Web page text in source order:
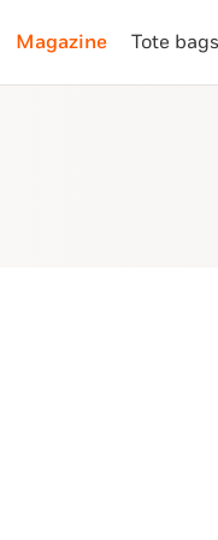
Magazine Tote bags